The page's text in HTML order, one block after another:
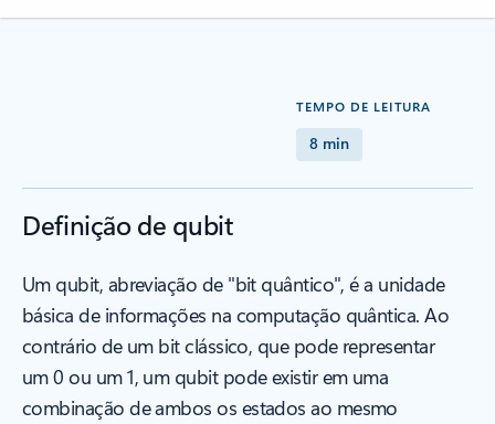
TEMPO DE LEITURA
8 min
Definição de qubit
Um qubit, abreviação de "bit quântico", é a unidade
básica de informações na computação quântica. Ao
contrário de um bit clássico, que pode representar
um 0 ou um 1, um qubit pode existir em uma
combinação de ambos os estados ao mesmo